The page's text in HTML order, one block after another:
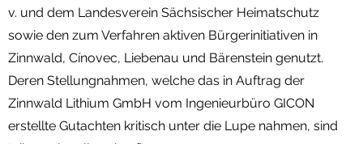
v. und dem Landesverein Sächsischer Heimatschutz
sowie den zum Verfahren aktiven Bürgerinitiativen in
Zinnwald, Cínovec, Liebenau und Bärenstein genutzt.
Deren Stellungnahmen, welche das in Auftrag der
Zinnwald Lithium GmbH vom Ingenieurbüro GICON
erstellte Gutachten kritisch unter die Lupe nahmen, sind